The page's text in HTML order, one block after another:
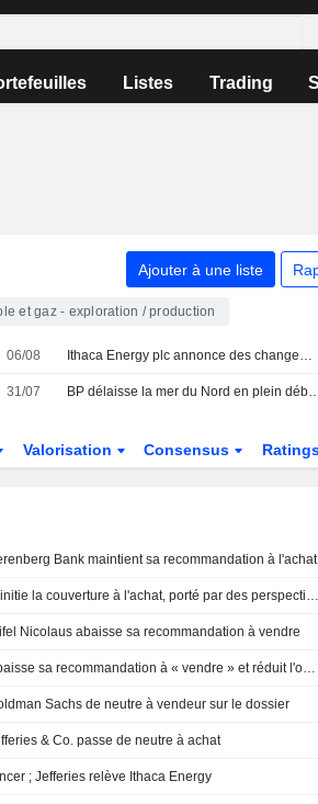
Listes Trading
Ajouter à une liste
et gaz - exploration / production
06/08 Ithaca Energy plc annonce des changements au sein de son conseil d'administration et de ses comités, effectifs au 5 août 2026
31/07 BP délaisse la mer du Nord en
Valorisation Consensus
Bank maintient sa recommandation à l'achat
Ithaca Energy : Berenberg initie la couverture à l'achat, porté par des perspectives de production pétrolière prometteuses
Nicolaus abaisse sa recommandation à vendre
Ithaca Energy Plc : Stifel abaisse sa recommandation à « vendre » et réduit l'objectif de cours
Sachs de neutre à vendeur sur le dossier
& Co. passe de neutre à achat
; Jefferies relève Ithaca Energy